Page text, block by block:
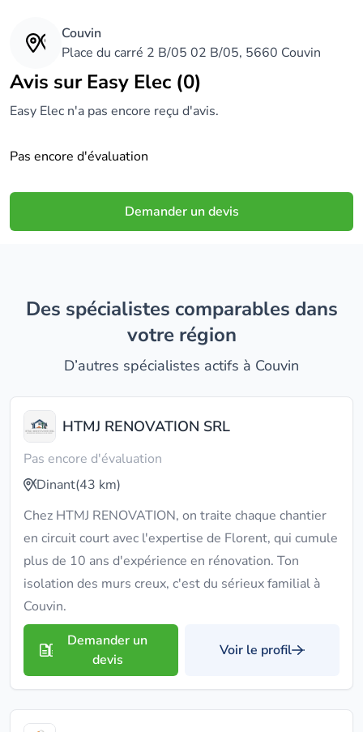
Couvin
Place du carré 2 B/05 02 B/05, 5660 Couvin
Avis sur Easy Elec (0)
Easy Elec n'a pas encore reçu d'avis.
Pas encore d'évaluation
Demander un devis
Des spécialistes comparables dans
votre région
D’autres spécialistes actifs à Couvin
HTMJ RENOVATION SRL
Pas encore d'évaluation
Dinant(43 km)
Chez HTMJ RENOVATION, on traite chaque chantier
en circuit court avec l'expertise de Florent, qui cumule
plus de 10 ans d'expérience en rénovation. Ton
isolation des murs creux, c'est du sérieux familial à
Couvin.
Demander un
devis
Voir le profil